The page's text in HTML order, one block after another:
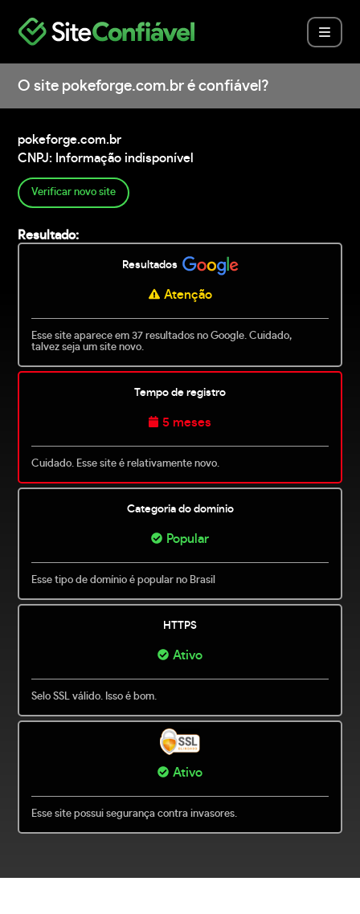
O site pokeforge.com.br é confiável?
pokeforge.com.br
CNPJ: Informação indisponível
Verificar novo site
Resultado:
Resultados
Atenção
Esse site aparece em 37 resultados no Google. Cuidado,
talvez seja um site novo.
Tempo de registro
5 meses
Cuidado. Esse site é relativamente novo.
Categoria do domínio
Popular
Esse tipo de domínio é popular no Brasil
HTTPS
Ativo
Selo SSL válido. Isso é bom.
Ativo
Esse site possui segurança contra invasores.